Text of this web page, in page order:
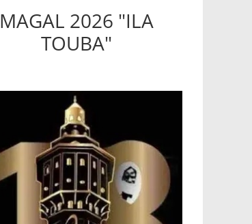
MAGAL 2026 "ILA
TOUBA"